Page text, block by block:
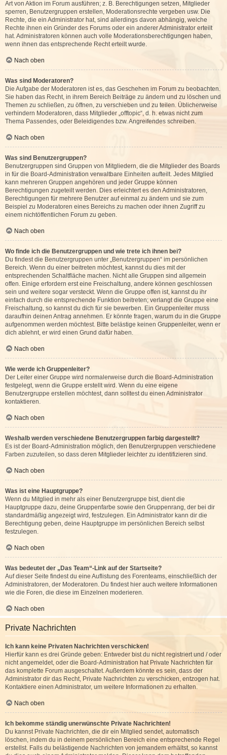
Art von Aktion im Forum ausführen; z. B. Berechtigungen setzen, Mitglieder
sperren, Benutzergruppen erstellen, Moderationsrechte vergeben usw. Die
Rechte, die ein Administrator hat, sind allerdings davon abhängig, welche
Rechte ihnen ein Gründer des Forums oder ein anderer Administrator erteilt
hat. Administratoren können auch volle Moderationsberechtigungen haben,
wenn ihnen das entsprechende Recht erteilt wurde.
Nach oben
Was sind Moderatoren?
Die Aufgabe der Moderatoren ist es, das Geschehen im Forum zu beobachten.
Sie haben das Recht, in ihrem Bereich Beiträge zu ändern und zu löschen und
Themen zu schließen, zu öffnen, zu verschieben und zu teilen. Üblicherweise
verhindern Moderatoren, dass Mitglieder „offtopic“, d. h. etwas nicht zum
Thema Passendes, oder Beleidigendes bzw. Angreifendes schreiben.
Nach oben
Was sind Benutzergruppen?
Benutzergruppen sind Gruppen von Mitgliedern, die die Mitglieder des Boards
in für die Board-Administration verwaltbare Einheiten aufteilt. Jedes Mitglied
kann mehreren Gruppen angehören und jeder Gruppe können
Berechtigungen zugeteilt werden. Dies erleichtert es den Administratoren,
Berechtigungen für mehrere Benutzer auf einmal zu ändern und sie zum
Beispiel zu Moderatoren eines Bereichs zu machen oder ihnen Zugriff zu
einem nichtöffentlichen Forum zu geben.
Nach oben
Wo finde ich die Benutzergruppen und wie trete ich ihnen bei?
Du findest die Benutzergruppen unter „Benutzergruppen“ im persönlichen
Bereich. Wenn du einer beitreten möchtest, kannst du dies mit der
entsprechenden Schaltfläche machen. Nicht alle Gruppen sind allgemein
offen. Einige erfordern erst eine Freischaltung, andere können geschlossen
sein und weitere sogar versteckt. Wenn die Gruppe offen ist, kannst du ihr
einfach durch die entsprechende Funktion beitreten; verlangt die Gruppe eine
Freischaltung, so kannst du dich für sie bewerben. Ein Gruppenleiter muss
daraufhin deinen Antrag annehmen. Er könnte fragen, warum du in die Gruppe
aufgenommen werden möchtest. Bitte belästige keinen Gruppenleiter, wenn er
dich ablehnt, er wird einen Grund dafür haben.
Nach oben
Wie werde ich Gruppenleiter?
Der Leiter einer Gruppe wird normalerweise durch die Board-Administration
festgelegt, wenn die Gruppe erstellt wird. Wenn du eine eigene
Benutzergruppe erstellen möchtest, dann solltest du einen Administrator
kontaktieren.
Nach oben
Weshalb werden verschiedene Benutzergruppen farbig dargestellt?
Es ist der Board-Administration möglich, den Benutzergruppen verschiedene
Farben zuzuteilen, so dass deren Mitglieder leichter zu identifizieren sind.
Nach oben
Was ist eine Hauptgruppe?
Wenn du Mitglied in mehr als einer Benutzergruppe bist, dient die
Hauptgruppe dazu, deine Gruppenfarbe sowie den Gruppenrang, der bei dir
standardmäßig angezeigt wird, festzulegen. Ein Administrator kann dir die
Berechtigung geben, deine Hauptgruppe im persönlichen Bereich selbst
festzulegen.
Nach oben
Was bedeutet der „Das Team“-Link auf der Startseite?
Auf dieser Seite findest du eine Auflistung des Forenteams, einschließlich der
Administratoren, der Moderatoren. Du findest hier auch weitere Informationen
wie die Foren, die diese im Einzelnen moderieren.
Nach oben
Private Nachrichten
Ich kann keine Privaten Nachrichten verschicken!
Hierfür kann es drei Gründe geben: Entweder bist du nicht registriert und / oder
nicht angemeldet, oder die Board-Administration hat Private Nachrichten für
das komplette Forum ausgeschaltet. Außerdem könnte es sein, dass der
Administrator dir das Recht, Private Nachrichten zu verschicken, entzogen hat.
Kontaktiere einen Administrator, um weitere Informationen zu erhalten.
Nach oben
Ich bekomme ständig unerwünschte Private Nachrichten!
Du kannst Private Nachrichten, die dir ein Mitglied sendet, automatisch
löschen, indem du in deinem persönlichen Bereich eine entsprechende Regel
erstellst. Falls du belästigende Nachrichten von jemandem erhältst, so kannst